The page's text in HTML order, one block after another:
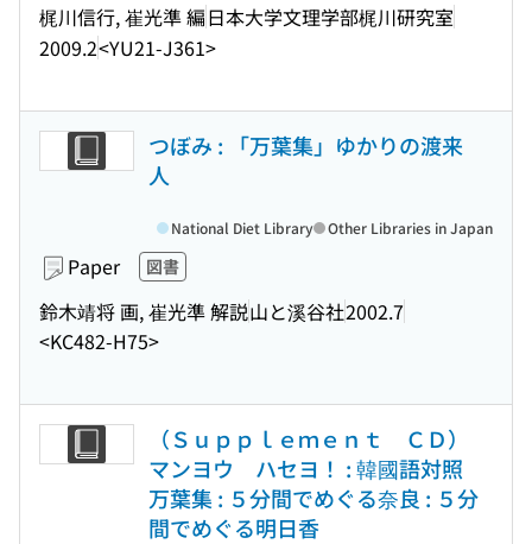
梶川信行, 崔光準 編日本大学文理学部梶川研究室
2009.2<YU21-J361>
つぼみ : 「万葉集」ゆかりの渡来
人
Paper 図書
鈴木靖将 画, 崔光準 解説山と溪谷社2002.7
<KC482-H75>
National Diet Library Other Libraries in Japan
（Ｓｕｐｐｌｅｍｅｎｔ ＣＤ）
マンヨウ ハセヨ！ : 韓國語対照
万葉集 : ５分間でめぐる奈良 : ５分
間でめぐる明日香